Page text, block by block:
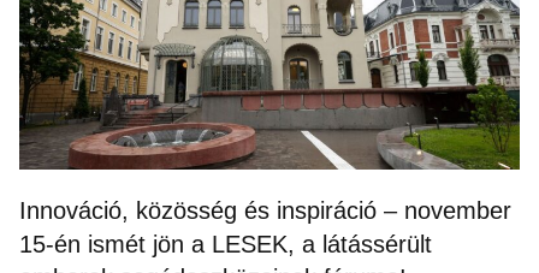
Innováció, közösség és inspiráció – november
15-én ismét jön a LESEK, a látássérült